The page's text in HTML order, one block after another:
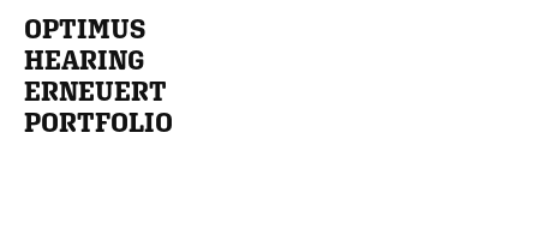
OPTIMUS
HEARING
ERNEUERT
PORTFOLIO